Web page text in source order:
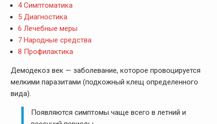
4Симптоматика
5Диагностика
6 Лечебные меры
7Народные средства
8 Профилактика
Демодекоз век — заболевание, которое провоцируется
мелкими паразитами (подкожный клещ определенного
вида).
Появляются симптомы чаще всего в летний и